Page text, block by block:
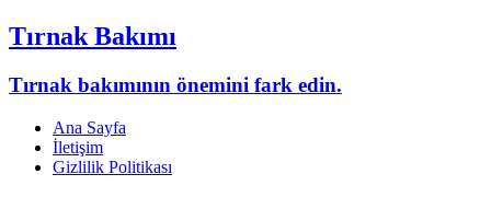
Tırnak Bakımı
Tırnak bakımının önemini fark edin.
Ana Sayfa
İletişim
Gizlilik Politikası